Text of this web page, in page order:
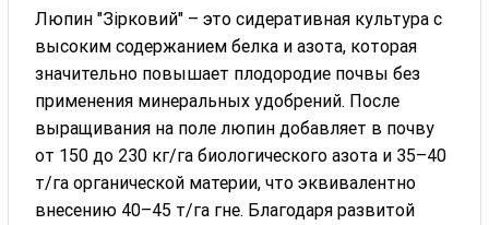
Люпин "Зірковий" – это сидеративная культура с
высоким содержанием белка и азота, которая
значительно повышает плодородие почвы без
применения минеральных удобрений. После
выращивания на поле люпин добавляет в почву
от 150 до 230 кг/га биологического азота и 35–40
т/га органической материи, что эквивалентно
внесению 40–45 т/га гне. Благодаря развитой